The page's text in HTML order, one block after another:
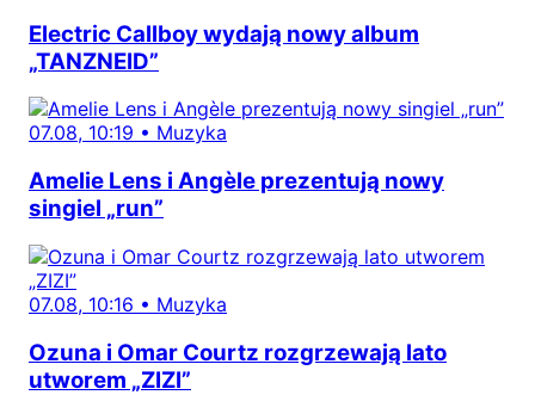
Electric Callboy wydają nowy album
„TANZNEID”
07.08, 10:19 • Muzyka
Amelie Lens i Angèle prezentują nowy
singiel „run”
07.08, 10:16 • Muzyka
Ozuna i Omar Courtz rozgrzewają lato
utworem „ZIZI”